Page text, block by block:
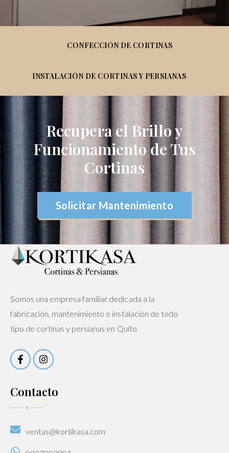
CONFECCIÓN DE CORTINAS
INSTALACIÓN DE CORTINAS Y PERSIANAS
Recupera el Brillo y
Funcionamiento de Tus
Cortinas
Solicitar Mantenimiento
Somos una empresa familiar dedicada a la
fabricación, mantenimiento e instalación de todo
tipo de cortinas y persianas en Quito
Contacto
ventas@kortikasa.com